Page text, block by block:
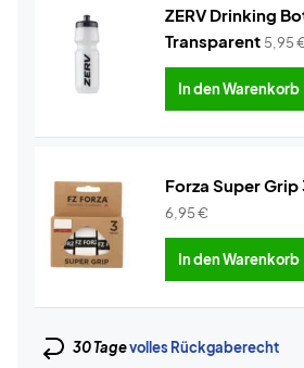
ZERV Drinking
Transparent 5,95
In den Warenkorb
Forza Super
6,95€
In den Warenkorb
30 Tagevolles Rückgaberecht